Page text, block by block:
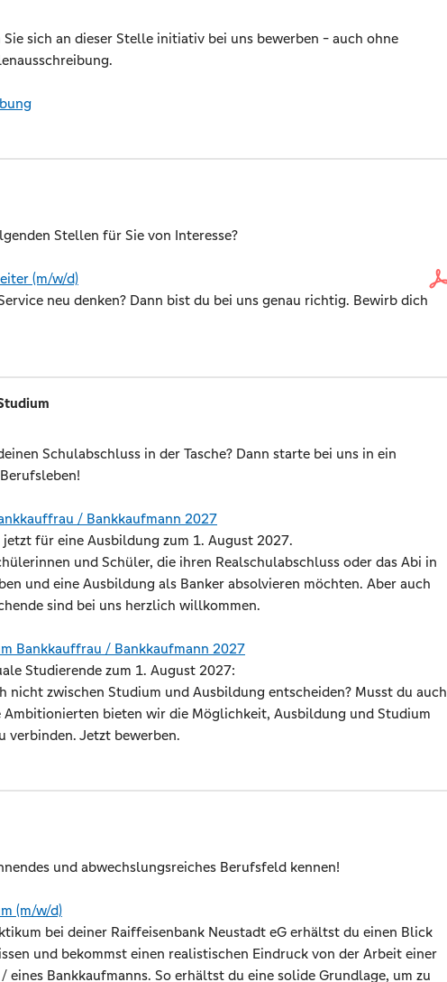
Sie sich an dieser Stelle initiativ bei uns bewerben - auch ohne
Stellen für Sie von Interesse?
(m/w/d)
neu denken? Dann bist du bei uns genau richtig. Bewirb dich
Schulabschluss in der Tasche? Dann starte bei uns in ein
/ Bankkaufmann 2027
für eine Ausbildung zum 1. August 2027.
und Schüler, die ihren Realschulabschluss oder das Abi in
und eine Ausbildung als Banker absolvieren möchten. Aber auch
sind bei uns herzlich willkommen.
Bankkauffrau / Bankkaufmann 2027
Studierende zum 1. August 2027:
nicht zwischen Studium und Ausbildung entscheiden? Musst du auch
bieten wir die Möglichkeit, Ausbildung und Studium
verbinden. Jetzt bewerben.
und abwechslungsreiches Berufsfeld kennen!
(m/w/d)
bei deiner Raiffeisenbank Neustadt eG erhältst du einen Blick
und bekommst einen realistischen Eindruck von der Arbeit einer
eines Bankkaufmanns. So erhältst du eine solide Grundlage, um zu